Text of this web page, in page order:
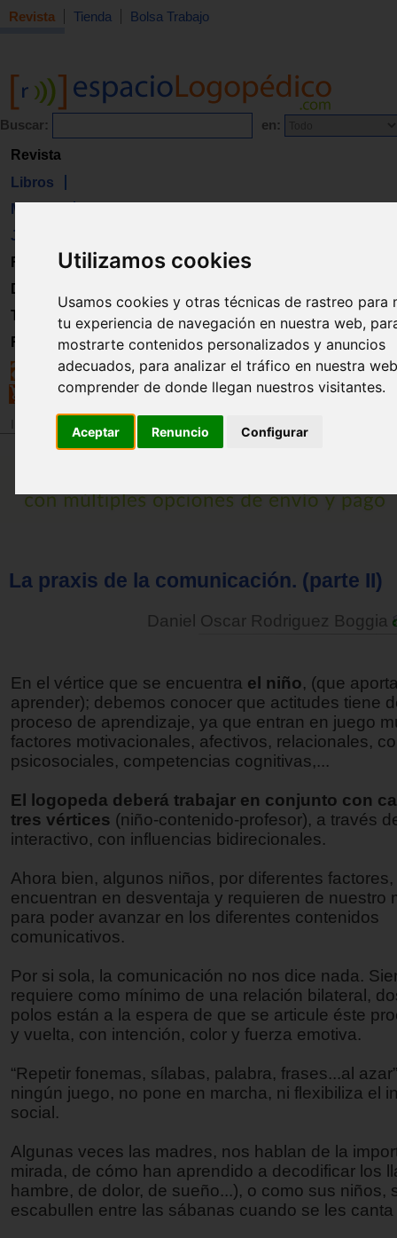
Utilizamos cookies
Usamos cookies y otras técnicas de rastreo para
tu experiencia de navegación en nuestra web,
mostrarte contenidos personalizados y anuncios
adecuados, para analizar el tráfico en nuestra
comprender de donde llegan nuestros visitantes.
Aceptar Renuncio Configurar
Revista Tienda Bolsa Trabajo
Buscar: en:
Revista
Libros
Material
Juguetes
Formación
Directorio
Trabajo
Registro
Revista
La praxis de la comunicación. (parte II)
Daniel Oscar Rodriguez Boggia
En el vértice que se encuentra el niño, (que
aprender); debemos conocer que actitudes tiene
proceso de aprendizaje, ya que entran en juego
factores motivacionales, afectivos, relacionales,
psicosociales, competencias cognitivas,...
El logopeda deberá trabajar en conjunto con
tres vértices (niño-contenido-profesor), a través
interactivo, con influencias bidirecionales.
Ahora bien, algunos niños, por diferentes
encuentran en desventaja y requieren de nuestro
para poder avanzar en los diferentes contenidos
comunicativos.
Por si sola, la comunicación no nos dice nada.
requiere como mínimo de una relación bilateral,
polos están a la espera de que se articule éste
y vuelta, con intención, color y fuerza emotiva.
“Repetir fonemas, sílabas, palabra, frases...al
ningún juego, no pone en marcha, ni flexibiliza el
social.
Algunas veces las madres, nos hablan de la
mirada, de cómo han aprendido a decodificar los
hambre, de dolor, de sueño...), o como sus niños,
escabullen entre las sábanas cuando se les